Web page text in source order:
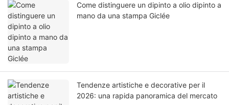
Come distinguere un dipinto a olio dipinto a
mano da una stampa Giclée
Tendenze artistiche e decorative per il
2026: una rapida panoramica del mercato